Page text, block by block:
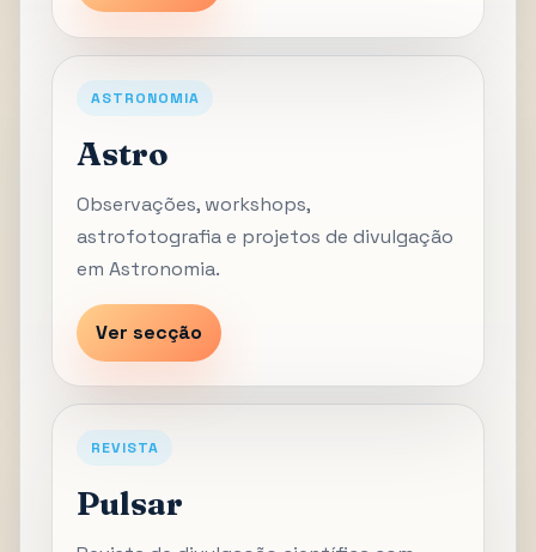
ASTRONOMIA
Astro
Observações, workshops,
astrofotografia e projetos de divulgação
em Astronomia.
Ver secção
REVISTA
Pulsar